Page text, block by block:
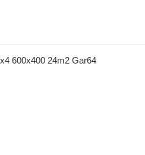
600x400 24m2 Gar64